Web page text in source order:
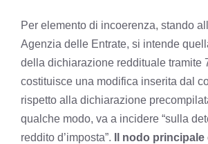
Per elemento di incoerenza, stando
Agenzia delle Entrate, si intende
della dichiarazione reddituale tramite
costituisce una modifica inserita dal
rispetto alla dichiarazione
qualche modo, va a incidere “sulla
reddito d’imposta”.
Il nodo principale